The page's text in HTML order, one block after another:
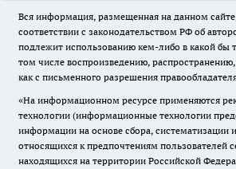
Вся информация, размещенная на данном
соответствии с законодательством РФ об
подлежит использованию кем-либо в какой бы
том числе воспроизведению,
как с письменного разрешения
«На информационном ресурсе применяются
технологии (информационные технологии
информации на основе сбора, систематизации
относящихся к предпочтениям пользователей
находящихся на территории Российской